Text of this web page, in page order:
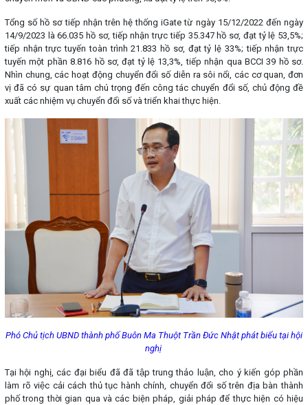
Tổng số hồ sơ tiếp nhận trên hệ thống iGate từ ngày 15/12/2022 đến ngày
14/9/2023 là 66.035 hồ sơ, tiếp nhận trực tiếp 35.347 hồ sơ, đạt tỷ lệ 53,5%;
tiếp nhận trực tuyến toàn trình 21.833 hồ sơ, đạt tỷ lệ 33%; tiếp nhận trực
tuyến một phần 8.816 hồ sơ, đạt tỷ lệ 13,3%, tiếp nhận qua BCCI 39 hồ sơ.
Nhìn chung, các hoạt động chuyển đổi số diễn ra sôi nổi, các cơ quan, đơn
vị đã có sự quan tâm chú trọng đến công tác chuyển đổi số, chủ động đề
xuất các nhiệm vụ chuyển đổi số và triển khai thực hiện.
Phó Chủ tịch UBND thành phố Buôn Ma Thuột Trần Đức Nhật phát biểu tại hội
nghị
Tại hội nghị, các đại biểu đã đã tập trung thảo luận, cho ý kiến góp phần
làm rõ việc cải cách thủ tục hành chính, chuyển đổi số trên địa bàn thành
phố trong thời gian qua và các biện pháp, giải pháp để thực hiện có hiệu